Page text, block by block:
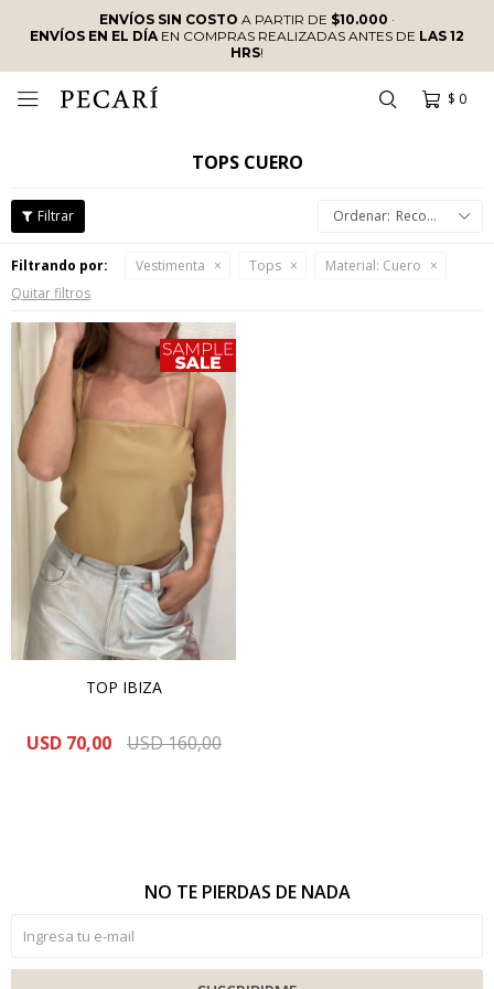
ENVÍOS SIN COSTO A PARTIR DE $10.000 ·
ENVÍOS EN EL DÍAEN COMPRAS REALIZADAS ANTES DE LAS 12
HRS!
$ 0

TOPS CUERO
Recomendados
Filtrando por: Vestimenta Tops Material: Cuero
Quitar filtros
TOP IBIZA
USD 70,00 USD160,00
NO TE PIERDAS DE NADA